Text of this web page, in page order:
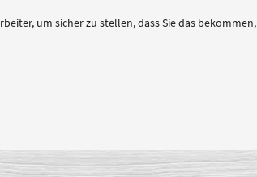
um sicher zu stellen, dass Sie das bekommen,